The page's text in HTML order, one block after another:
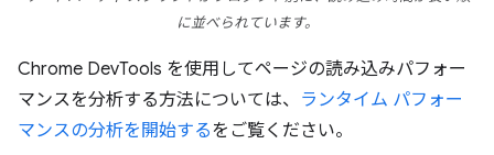
に並べられています。
Chrome DevTools を使用してページの読み込みパフォー
マンスを分析する方法については、 ランタイム パフォー
マンスの分析を開始するをご覧ください。